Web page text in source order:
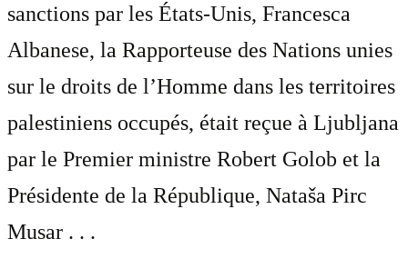
sanctions par les États-Unis, Francesca
Albanese, la Rapporteuse des Nations unies
sur le droits de l’Homme dans les territoires
palestiniens occupés, était reçue à Ljubljana
par le Premier ministre Robert Golob et la
Présidente de la République, Nataša Pirc
Musar . . .